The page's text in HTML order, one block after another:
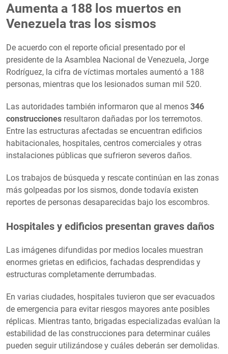
Aumenta a 188 los muertos en
Venezuela tras los sismos
De acuerdo con el reporte oficial presentado por el
presidente de la Asamblea Nacional de Venezuela, Jorge
Rodríguez, la cifra de víctimas mortales aumentó a 188
personas, mientras que los lesionados suman mil 520.
Las autoridades también informaron que al menos 346
construcciones resultaron dañadas por los terremotos.
Entre las estructuras afectadas se encuentran edificios
habitacionales, hospitales, centros comerciales y otras
instalaciones públicas que sufrieron severos daños.
Los trabajos de búsqueda y rescate continúan en las zonas
más golpeadas por los sismos, donde todavía existen
reportes de personas desaparecidas bajo los escombros.
Hospitales y edificios presentan graves daños
Las imágenes difundidas por medios locales muestran
enormes grietas en edificios, fachadas desprendidas y
estructuras completamente derrumbadas.
En varias ciudades, hospitales tuvieron que ser evacuados
de emergencia para evitar riesgos mayores ante posibles
réplicas. Mientras tanto, brigadas especializadas evalúan la
estabilidad de las construcciones para determinar cuáles
pueden seguir utilizándose y cuáles deberán ser demolidas.